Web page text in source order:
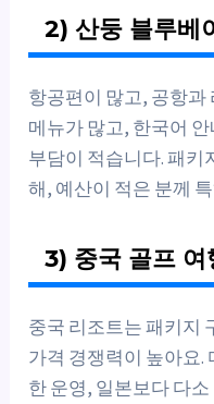
2) 산둥 블루베
항공편이 많고, 공항과
메뉴가 많고, 한국어
부담이 적습니다. 패키
해, 예산이 적은 분께
3) 중국 골프 여
중국 리조트는 패키지
가격 경쟁력이 높아요.
한 운영, 일본보다 다